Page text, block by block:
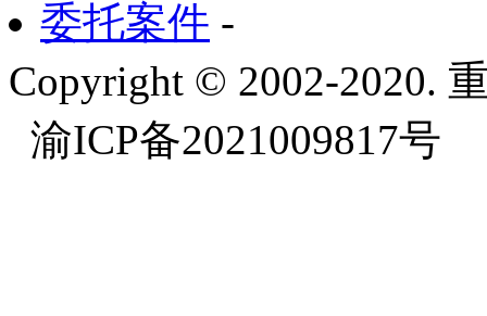
委托案件 -
Copyright © 2002-2020.
渝ICP备2021009817号